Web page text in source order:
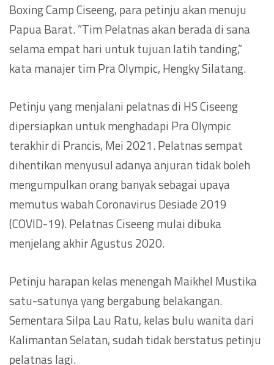
Boxing Camp Ciseeng, para petinju akan menuju
Papua Barat. ”Tim Pelatnas akan berada di sana
selama empat hari untuk tujuan latih tanding,”
kata manajer tim Pra Olympic, Hengky Silatang.
Petinju yang menjalani pelatnas di HS Ciseeng
dipersiapkan untuk menghadapi Pra Olympic
terakhir di Prancis, Mei 2021. Pelatnas sempat
dihentikan menyusul adanya anjuran tidak boleh
mengumpulkan orang banyak sebagai upaya
memutus wabah Coronavirus Desiade 2019
(COVID-19). Pelatnas Ciseeng mulai dibuka
menjelang akhir Agustus 2020.
Petinju harapan kelas menengah Maikhel Mustika
satu-satunya yang bergabung belakangan.
Sementara Silpa Lau Ratu, kelas bulu wanita dari
Kalimantan Selatan, sudah tidak berstatus petinju
pelatnas lagi.